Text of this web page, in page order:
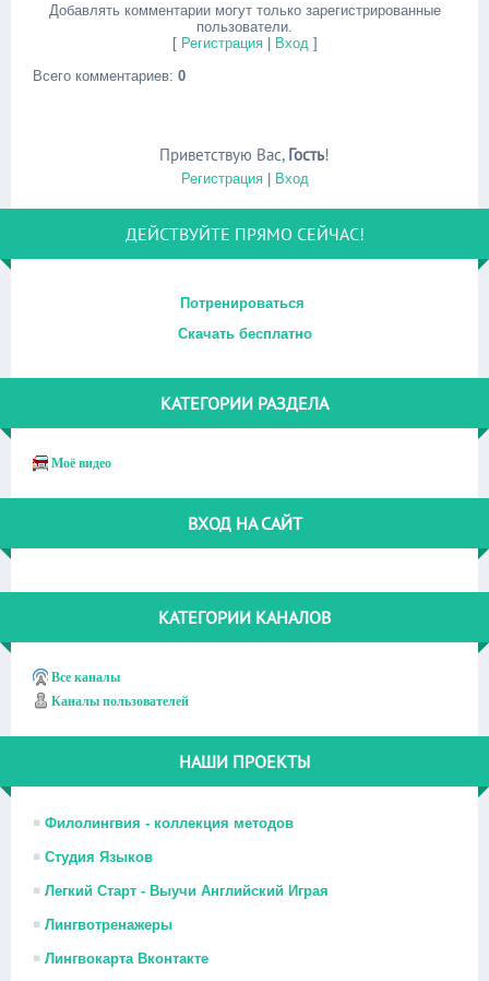
Добавлять комментарии могут только зарегистрированные
пользователи.
[ Регистрация| Вход ]
Всего комментариев: 0
Приветствую Вас, Гость!
Регистрация| Вход
ДЕЙСТВУЙТЕ ПРЯМО СЕЙЧАС!
Потренироваться
Скачать бесплатно
КАТЕГОРИИ РАЗДЕЛА
Моё видео
ВХОД НА САЙТ
КАТЕГОРИИ КАНАЛОВ
Все каналы
Каналы пользователей
НАШИ ПРОЕКТЫ
Филолингвия - коллекция методов
Студия Языков
Легкий Старт - Выучи Английский Играя
Лингвотренажеры
Лингвокарта Вконтакте